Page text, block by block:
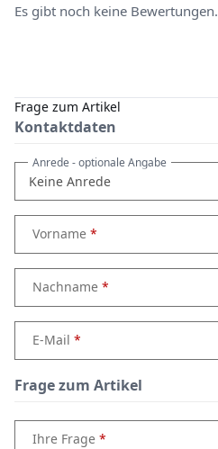
Es gibt noch keine Bewertungen.
Frage zum Artikel
Kontaktdaten
Anrede- optionale Angabe
Vorname
Nachname
E-Mail
Frage zum Artikel
Ihre Frage